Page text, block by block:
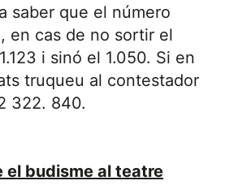
saber que el número
en cas de no sortir el
i sinó el 1.050. Si en
truqueu al contestador
322. 840.
el budisme al teatre